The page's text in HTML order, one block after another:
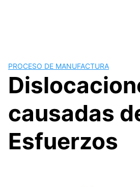
PROCESO DE MANUFACTURA
causadas
Esfuerzos